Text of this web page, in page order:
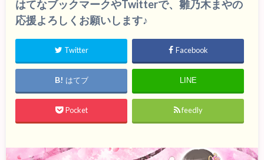
はてなブックマークやTwitterで、雛乃木まやの
応援よろしくお願いします♪
Twitter Facebook
はてブ LINE
Pocket feedly